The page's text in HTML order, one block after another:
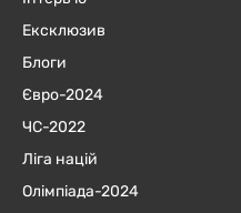
Ексклюзив
Блоги
Євро-2024
ЧC-2022
Ліга націй
Олімпіада-2024